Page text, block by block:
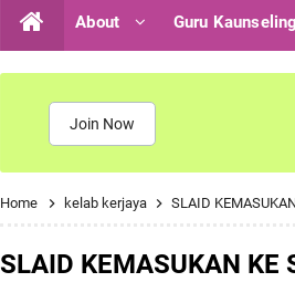
About Guru Kaunseling
Join Now
Home kelab kerjaya SLAID
SLAID KEMASUKAN KE